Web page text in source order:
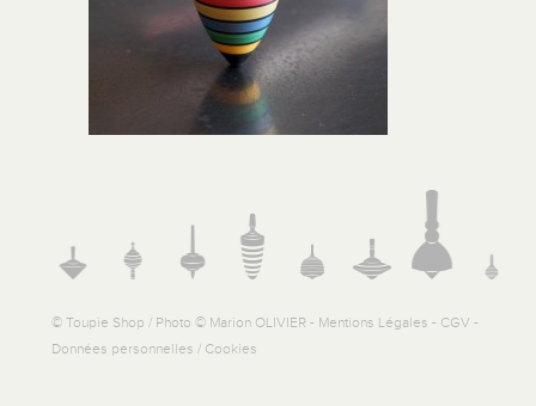
© Toupie Shop / Photo © Marion OLIVIER - Mentions Légales - CGV -
Données personnelles / Cookies